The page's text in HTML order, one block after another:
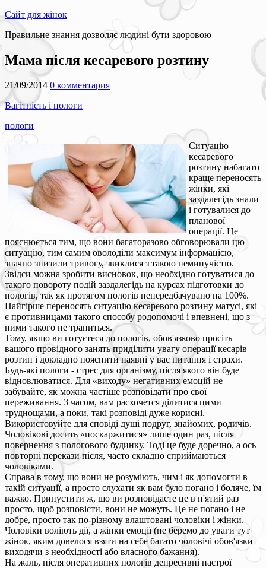
Сайт для жінок
Правильне знання дозволяє людині бути здоровою
Мама після кесаревого розтину
21/09/2014 0 комментария
Вагітність і пологи
пологи
Ситуацію
кесаревого
розтину набагато
краще переносять
жінки, які
заздалегідь знали
і готувалися до
планової
операції. Це
пояснюється тим, що вони багаторазово обговорювали цю
ситуацію, тим самим оволоділи максимум інформацією,
значно знизили тривогу, звиклися з такою неминучістю.
Звідси можна зробити висновок, що необхідно готуватися до
такого повороту подій заздалегідь на курсах підготовки до
пологів, так як протягом пологів непередбачувано на 100%.
Найгірше переносять ситуацію кесаревого розтину матусі, які
є противницами такого способу родопомочі і впевнені, що з
ними такого не трапиться.
Тому, якщо ви готуєтеся до пологів, обов'язково просіть
вашого провідного занять приділити увагу операції кесарів
розтин і докладно пояснити наявні у вас питання і страхи.
Будь-які пологи - стрес для організму, після якого він буде
відновлюватися. Для «виходу» негативних емоцій не
забувайте, як можна частіше розповідати про свої
переживання. З часом, вам расхочется ділитися цими
труднощами, а поки, такі розповіді дуже корисні.
Використовуйте для сповіді душі подруг, знайомих, родичів.
Чоловікові досить «поскаржитися» лише один раз, після
повернення з пологового будинку. Тоді це буде доречно, а ось
повторні перекази після, часто складно сприймаються
чоловіками.
Справа в тому, що вони не розуміють, чим і як допомогти в
такій ситуації, а просто слухати як вам було погано і боляче, їм
важко. Припустити ж, що ви розповідаєте це в п'ятий раз
просто, щоб розповісти, вони не можуть. Це не погано і не
добре, просто так по-різному влаштовані чоловіки і жінки.
Чоловіки воліють дії, а жінки емоції (не беремо до уваги тут
жінок, яким довелося взяти на себе багато чоловічі обов'язки
виходячи з необхідності або власного бажання).
На жаль, після оперативних пологів депресивні настрої